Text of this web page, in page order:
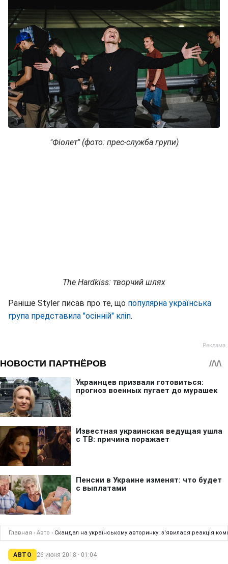
"Фіолет" (фото: прес-служба групи)
The Hardkiss: творчий шлях
Раніше Styler писав про те, що популярна українська
група представила "осінній" кліп.
Главная › Авто › Скандал на українському авторинку: з'явилася реакція
АВТО 26 июня 2018 · 01:04